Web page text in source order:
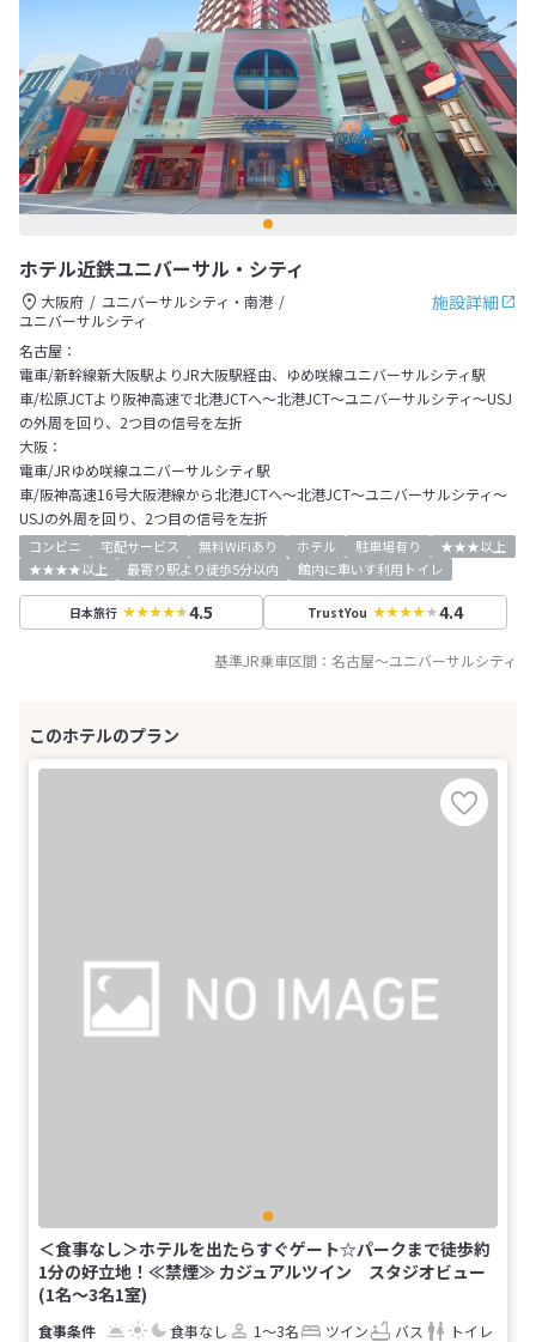
ホテル近鉄ユニバーサル・シティ
施設詳細
大阪府
ユニバーサルシティ・南港
ユニバーサルシティ
名古屋：
電車/新幹線新大阪駅よりJR大阪駅経由、ゆめ咲線ユニバーサルシティ駅
車/松原JCTより阪神高速で北港JCTへ～北港JCT～ユニバーサルシティ～USJ
の外周を回り、2つ目の信号を左折
大阪：
電車/JRゆめ咲線ユニバーサルシティ駅
車/阪神高速16号大阪港線から北港JCTへ～北港JCT～ユニバーサルシティ～
USJの外周を回り、2つ目の信号を左折
コンビニ 宅配サービス 無料WiFiあり ホテル 駐車場有り
★★★以上
★★★★以上
最寄り駅より徒歩5分以内 館内に車いす利用トイレ
日本旅行 4.5 TrustYou 4.4
基準JR乗車区間： 名古屋～ユニバーサルシティ
＜食事なし＞ホテルを出たらすぐゲート☆パークまで徒歩約
1分の好立地！≪禁煙≫ カジュアルツイン スタジオビュー
(1名～3名1室)
食事なし 1～3名 ツイン バス
トイレ